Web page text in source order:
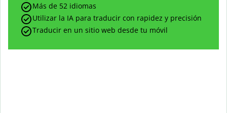
Más de 52 idiomas
Utilizar la IA para traducir con rapidez y precisión
Traducir en un sitio web desde tu móvil